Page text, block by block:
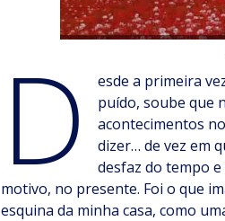
D
esde a primeira
puído, soube que
acontecimentos
dizer… de vez em
desfaz do tempo
motivo, no presente. Foi o que
esquina da minha casa, como